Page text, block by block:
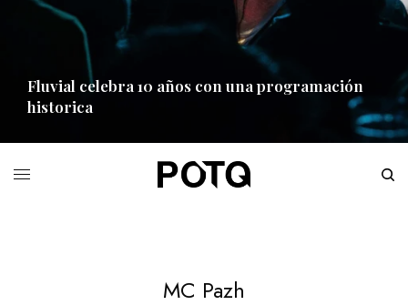
Fluvial celebra 10 años con una programación
historica
MC Pazh